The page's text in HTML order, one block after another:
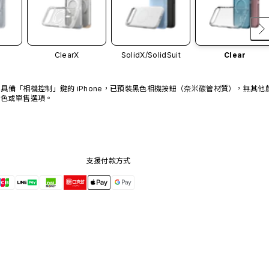
ClearX SolidX/SolidSuit Clear
具備「相機控制」鍵的 iPhone，已預裝黑色相機按鈕（奈米碳管材質），無其他
色或單售選項。
支援付款方式